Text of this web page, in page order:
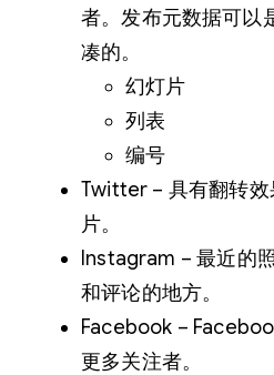
者。发布元数据可以
凑的。
幻灯片
列表
编号
Twitter – 具有翻转
片。
Instagram – 最近的
和评论的地方。
Facebook –
更多关注者。